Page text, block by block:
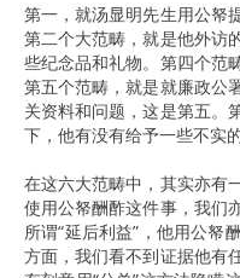
第一，就汤显明先生用公帑
第二个大范畴，就是他外访
些纪念品和礼物。第四个范
第五个范畴，就是就廉政公
关资料和问题，这是第五。
下，他有没有给予一些不实
在这六大范畴中，其实亦有
使用公帑酬酢这件事，我们
所谓“延后利益”，他用公帑
方面，我们看不到证据他有